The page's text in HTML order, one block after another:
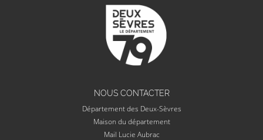
NOUS CONTACTER
Département des Deux-Sèvres
Maison du département
Mail Lucie Aubrac